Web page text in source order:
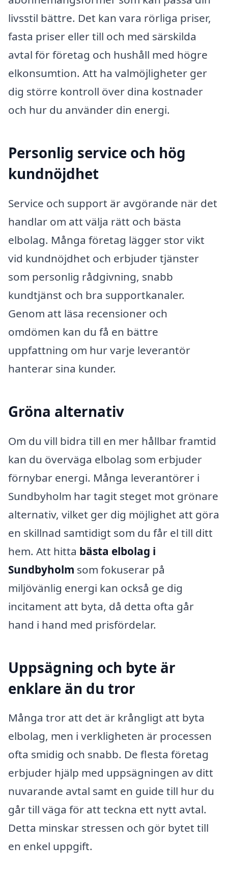
livsstil bättre. Det kan vara rörliga priser,
fasta priser eller till och med särskilda
avtal för företag och hushåll med högre
elkonsumtion. Att ha valmöjligheter ger
dig större kontroll över dina kostnader
och hur du använder din energi.
Personlig service och hög
kundnöjdhet
Service och support är avgörande när det
handlar om att välja rätt och bästa
elbolag. Många företag lägger stor vikt
vid kundnöjdhet och erbjuder tjänster
som personlig rådgivning, snabb
kundtjänst och bra supportkanaler.
Genom att läsa recensioner och
omdömen kan du få en bättre
uppfattning om hur varje leverantör
hanterar sina kunder.
Gröna alternativ
Om du vill bidra till en mer hållbar framtid
kan du överväga elbolag som erbjuder
förnybar energi. Många leverantörer i
Sundbyholm har tagit steget mot grönare
alternativ, vilket ger dig möjlighet att göra
en skillnad samtidigt som du får el till ditt
hem. Att hitta bästa elbolag i
Sundbyholm som fokuserar på
miljövänlig energi kan också ge dig
incitament att byta, då detta ofta går
hand i hand med prisfördelar.
Uppsägning och byte är
enklare än du tror
Många tror att det är krångligt att byta
elbolag, men i verkligheten är processen
ofta smidig och snabb. De flesta företag
erbjuder hjälp med uppsägningen av ditt
nuvarande avtal samt en guide till hur du
går till väga för att teckna ett nytt avtal.
Detta minskar stressen och gör bytet till
en enkel uppgift.